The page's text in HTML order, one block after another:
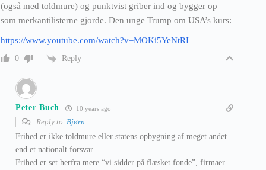
(også med toldmure) og punktvist griber ind og bygger op
som merkantilisterne gjorde. Den unge Trump om USA’s kurs:
https://www.youtube.com/watch?v=MOKi5YeNtRI
0 Reply
Peter Buch 10 years ago
Reply to Bjørn
Frihed er ikke toldmure eller statens opbygning af meget andet
end et nationalt forsvar.
Frihed er set herfra mere “vi sidder på flæsket fonde”, firmaer